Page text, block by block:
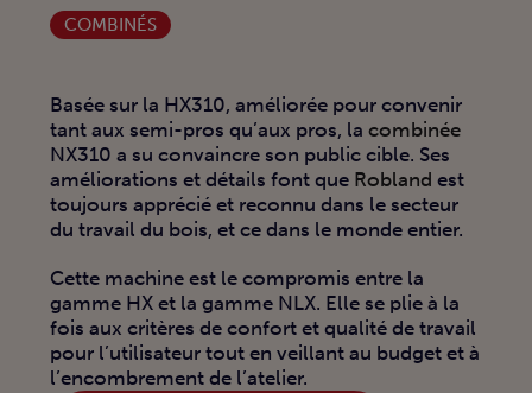
COMBINÉS
Basée sur la HX310, améliorée pour convenir
tant aux semi-pros qu’aux pros, la combinée
NX310 a su convaincre son public cible. Ses
améliorations et détails font que Robland est
toujours apprécié et reconnu dans le secteur
du travail du bois, et ce dans le monde entier.
Cette machine est le compromis entre la
gamme HX et la gamme NLX. Elle se plie à la
fois aux critères de confort et qualité de travail
pour l’utilisateur tout en veillant au budget et à
l’encombrement de l’atelier.